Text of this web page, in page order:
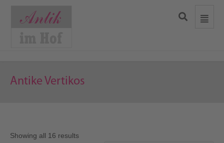
Antike Vertikos
Showing all 16 results